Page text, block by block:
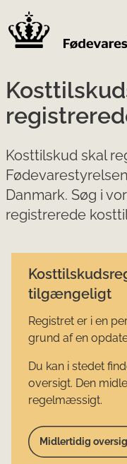
Kosttilskud skal
Danmark. Søg i
registrerede
tilgængeligt
Registret er i en
grund af en
Du kan i stedet
oversigt. Den
regelmæssigt.
Midlertidig